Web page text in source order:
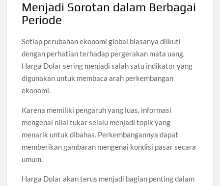
Menjadi Sorotan dalam Berbagai
Periode
Setiap perubahan ekonomi global biasanya diikuti
dengan perhatian terhadap pergerakan mata uang.
Harga Dolar sering menjadi salah satu indikator yang
digunakan untuk membaca arah perkembangan
ekonomi.
Karena memiliki pengaruh yang luas, informasi
mengenai nilai tukar selalu menjadi topik yang
menarik untuk dibahas. Perkembangannya dapat
memberikan gambaran mengenai kondisi pasar secara
umum.
Harga Dolar akan terus menjadi bagian penting dalam